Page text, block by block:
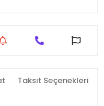
Taksit Seçenekleri